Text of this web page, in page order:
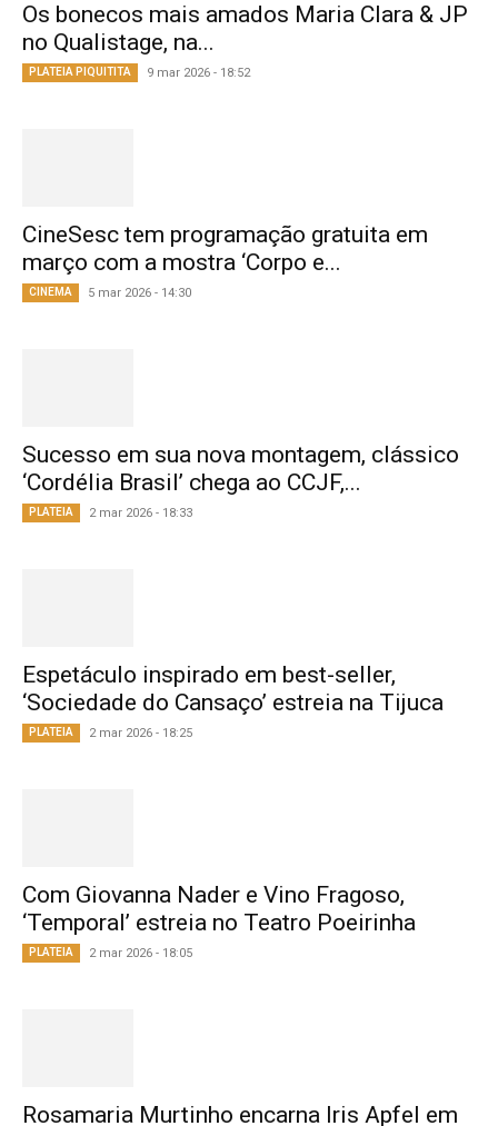
Os bonecos mais amados Maria Clara & JP
no Qualistage, na...
PLATEIA PIQUITITA 9 mar 2026 - 18:52
CineSesc tem programação gratuita em
março com a mostra ‘Corpo e...
CINEMA 5 mar 2026 - 14:30
Sucesso em sua nova montagem, clássico
‘Cordélia Brasil’ chega ao CCJF,...
PLATEIA 2 mar 2026 - 18:33
Espetáculo inspirado em best-seller,
‘Sociedade do Cansaço’ estreia na Tijuca
PLATEIA 2 mar 2026 - 18:25
Com Giovanna Nader e Vino Fragoso,
‘Temporal’ estreia no Teatro Poeirinha
PLATEIA 2 mar 2026 - 18:05
Rosamaria Murtinho encarna Iris Apfel em